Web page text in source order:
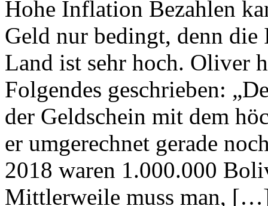
Hohe Inflation Bezahlen
Geld nur bedingt, denn
Land ist sehr hoch. Oliver
Folgendes geschrieben:
der Geldschein mit dem
er umgerechnet gerade
2018 waren 1.000.000
Mittlerweile muss man,